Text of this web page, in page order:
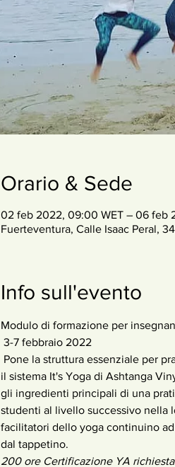
Orario & Sede
02 feb 2022, 09:00 WET – 06 feb
Fuerteventura, Calle Isaac Peral,
Info sull'evento
Modulo di formazione per
3-7 febbraio 2022
il sistema It's Yoga di Ashtanga
gli ingredienti principali di una
studenti al livello successivo nella
facilitatori dello yoga continuino
dal tappetino.
200 ore Certificazione YA richiesta